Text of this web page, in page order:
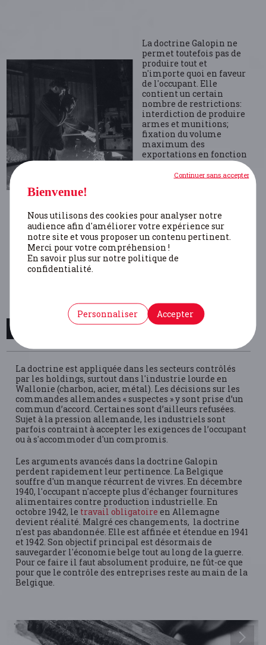
La doctrine Galopin ne
permet toutefois pas de
produire tout et
n'importe quoi en faveur
de l'occupant. Elle
contient un certain
nombre de restrictions:
interdiction de produire
armes et munitions;
fixation du volume
maximum des
exportations en fonction
du niveau
d’importations des
sectorielles d’accepter ou
de refuser les
commandes allemandes.
Cette dernière
limitation permet
d’éviter qu’une
LA DOCTRINE MISE EN PRATIQUE
La doctrine est appliquée dans les secteurs contrôlés
par les holdings, surtout dans l'industrie lourde en
Wallonie (charbon, acier, métal). Les décisions sur les
commandes allemandes « suspectes » y sont prise d’un
commun d’accord. Certaines sont d’ailleurs refusées.
Sujet à la pression allemande, les industriels sont
parfois contraint à accepter les exigences de l’occupant
ou à s'accommoder d'un compromis.
Les arguments avancés dans la doctrine Galopin
perdent rapidement leur pertinence. La Belgique
souffre d'un manque récurrent de vivres. En décembre
1940, l'occupant n'accepte plus d'échanger fournitures
alimentaires contre production industrielle. En
octobre 1942, le travail obligatoire en Allemagne
devient réalité. Malgré ces changements, la doctrine
n'est pas abandonnée. Elle est affinée et étendue en 1941
et 1942. Son objectif principal est désormais de
sauvegarder l'économie belge tout au long de la guerre.
Pour ce faire il faut absolument produire, ne fût-ce que
pour que le contrôle des entreprises reste au main de la
Belgique.
Bienvenue!
Nous utilisons des cookies pour analyser notre
audience afin d'améliorer votre expérience sur
notre site et vous proposer un contenu pertinent.
Merci pour votre compréhension !
En savoir plus sur notre politique de
confidentialité.
Personnaliser Accepter
Continuer sans accepter